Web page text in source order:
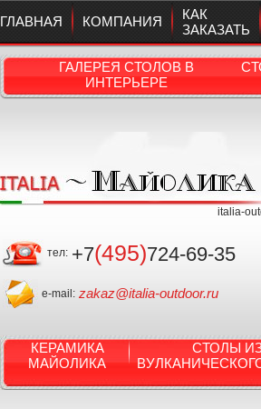
ГЛАВНАЯ КОМПАНИЯ
КАК
ЗАКАЗАТЬ
ГАЛЕРЕЯ СТОЛОВ В
ИНТЕРЬЕРЕ
italia-
тел: +7(495)724-69-35
e-mail: zakaz@italia-outdoor.ru
КЕРАМИКА
МАЙОЛИКА
СТОЛЫ